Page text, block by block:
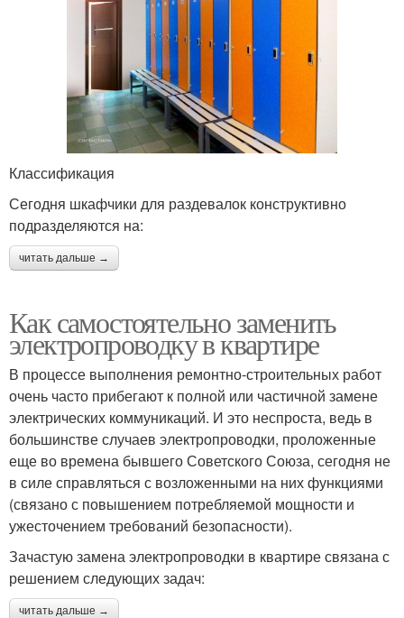
Классификация
Сегодня шкафчики для раздевалок конструктивно
подразделяются на:
читать дальше →
Как самостоятельно заменить
электропроводку в квартире
В процессе выполнения ремонтно-строительных работ
очень часто прибегают к полной или частичной замене
электрических коммуникаций. И это неспроста, ведь в
большинстве случаев электропроводки, проложенные
еще во времена бывшего Советского Союза, сегодня не
в силе справляться с возложенными на них функциями
(связано с повышением потребляемой мощности и
ужесточением требований безопасности).
Зачастую замена электропроводки в квартире связана с
решением следующих задач:
читать дальше →